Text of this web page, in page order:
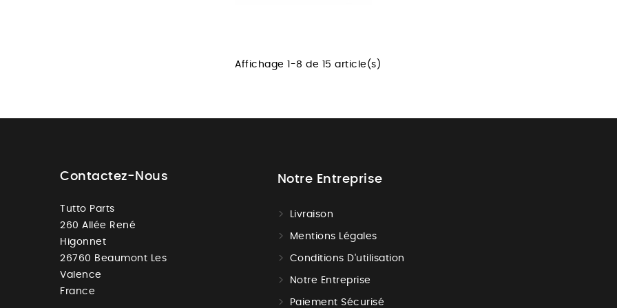
Affichage 1-8 de 15 article(s)
Contactez-Nous
Tutto Parts
260 Allée René
Higonnet
26760 Beaumont Les
Valence
France
Notre Entreprise
Livraison
Mentions Légales
Conditions D'utilisation
Notre Entreprise
Paiement Sécurisé